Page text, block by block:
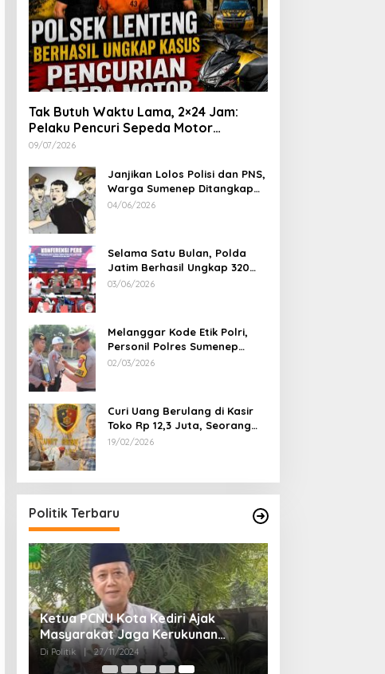
Tak Butuh Waktu Lama, 2×24 Jam:
Pelaku Pencuri Sepeda Motor
Langsung Diringkus Polsek Lenteng di
09/07/2026
Janjikan Lolos Polisi dan PNS,
Warga Sumenep Ditangkap
Polres Sampang, Korban Rugi
04/06/2026
Selama Satu Bulan, Polda
Jatim Berhasil Ungkap 320
Kasus Kejahatan Jalanan, BB
03/06/2026
Melanggar Kode Etik Polri,
Personil Polres Sumenep
Dipecat
02/03/2026
Curi Uang Berulang di Kasir
Toko Rp 12,3 Juta, Seorang
Pemuda Diamankan Tim
19/02/2026
Politik Terbaru
Ketua PCNU Kota Kediri Ajak
Masyarakat Jaga Kerukunan
Gunakan Hak Pilih di Pilkada 2024
Di Politik | 27/11/2024